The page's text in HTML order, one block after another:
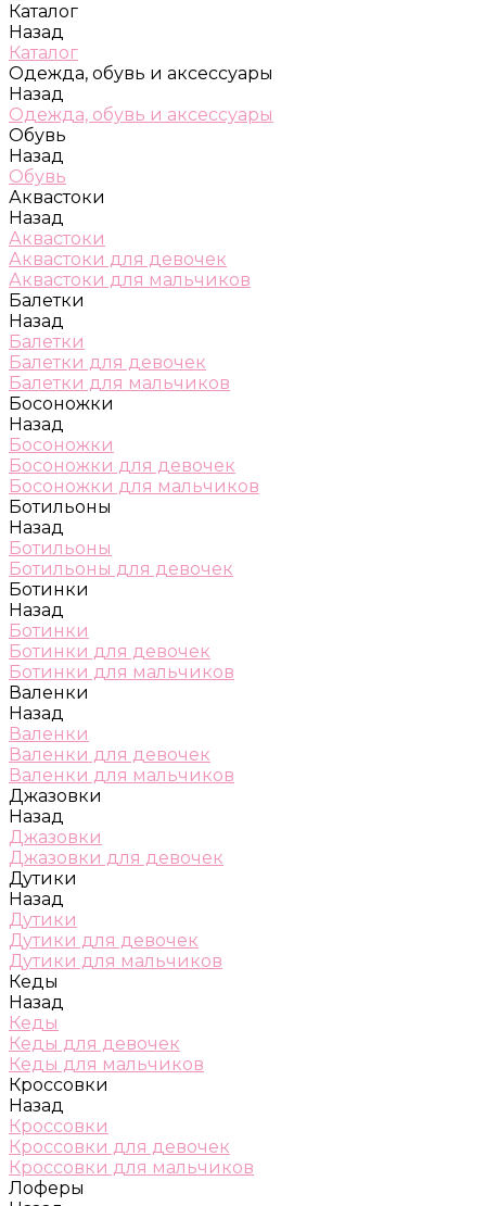
Каталог
Назад
Каталог
Одежда, обувь и аксессуары
Назад
Одежда, обувь и аксессуары
Обувь
Назад
Обувь
Аквастоки
Назад
Аквастоки
Аквастоки для девочек
Аквастоки для мальчиков
Балетки
Назад
Балетки
Балетки для девочек
Балетки для мальчиков
Босоножки
Назад
Босоножки
Босоножки для девочек
Босоножки для мальчиков
Ботильоны
Назад
Ботильоны
Ботильоны для девочек
Ботинки
Назад
Ботинки
Ботинки для девочек
Ботинки для мальчиков
Валенки
Назад
Валенки
Валенки для девочек
Валенки для мальчиков
Джазовки
Назад
Джазовки
Джазовки для девочек
Дутики
Назад
Дутики
Дутики для девочек
Дутики для мальчиков
Кеды
Назад
Кеды
Кеды для девочек
Кеды для мальчиков
Кроссовки
Назад
Кроссовки
Кроссовки для девочек
Кроссовки для мальчиков
Лоферы